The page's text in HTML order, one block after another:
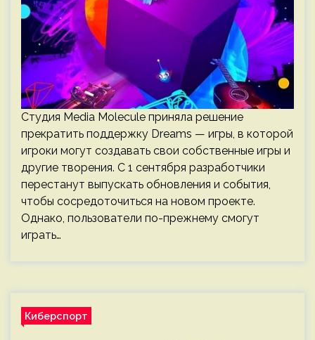
Студия Media Molecule приняла решение
прекратить поддержку Dreams — игры, в которой
игроки могут создавать свои собственные игры и
другие творения. С 1 сентября разработчики
перестанут выпускать обновления и события,
чтобы сосредоточиться на новом проекте.
Однако, пользователи по-прежнему смогут
играть…
Киберспорт